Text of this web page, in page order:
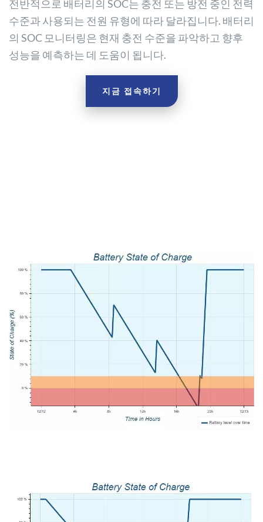
전반적으로 배터리의 SOC는 충전 또는 방전 중인 전력
수준과 사용되는 전원 유형에 따라 달라집니다. 배터리
의 SOC 모니터링은 현재 충전 수준을 파악하고 향후
성능을 예측하는 데 도움이 됩니다.
지금 접속하기